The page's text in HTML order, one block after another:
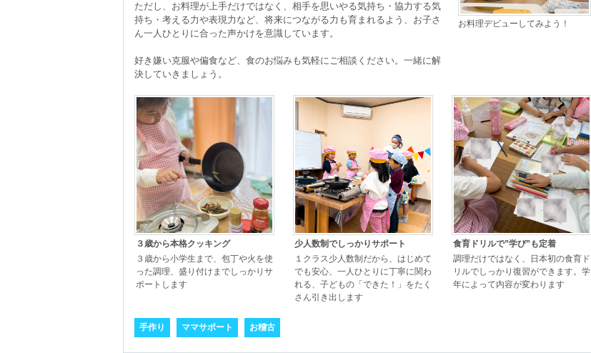
お料理デビューしてみよう！
ただし、お料理が上手だけではなく、相手を思いやる気持ち・協力する気
持ち・考える力や表現力など、将来につながる力も育まれるよう、お子さ
ん一人ひとりに合った声かけを意識しています。
好き嫌い克服や偏食など、食のお悩みも気軽にご相談ください。一緒に解
３歳から本格クッキング
３歳から小学生まで、包丁や火を使
った調理、盛り付けまでしっかりサ
ポートします
少人数制でしっかりサポート
１クラス少人数制だから、はじめて
でも安心、一人ひとりに丁寧に関わ
れる、子どもの「できた！」をたく
さん引き出します
食育ドリルで”学び”も定着
調理だけではなく、日本初の食育ド
リルでしっかり復習ができます。学
年によって内容が変わります
手作り ママサポート お稽古